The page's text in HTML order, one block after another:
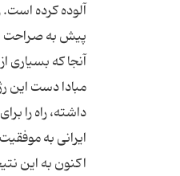
آلوده کرده
پیش به صراحت
آنجا که بسیاری
مبادا دست این
داشته، راه را
ایرانی به
اکنون به این